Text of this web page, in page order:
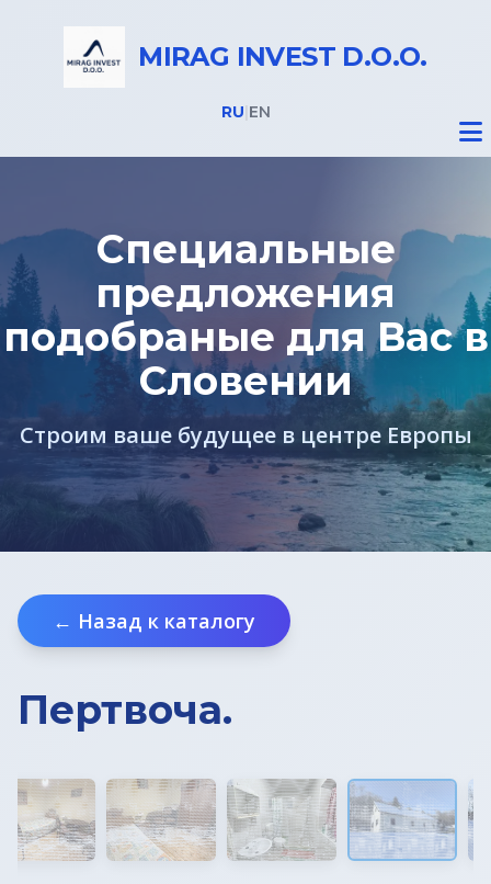
MIRAG INVEST D.O.O.
RU EN
Недвижимость
ВНЖ в Словении
Специальные
предложения
подобраные для Вас в
Словении
Строим ваше будущее в центре Европы
← Назад к каталогу
Пертвоча.